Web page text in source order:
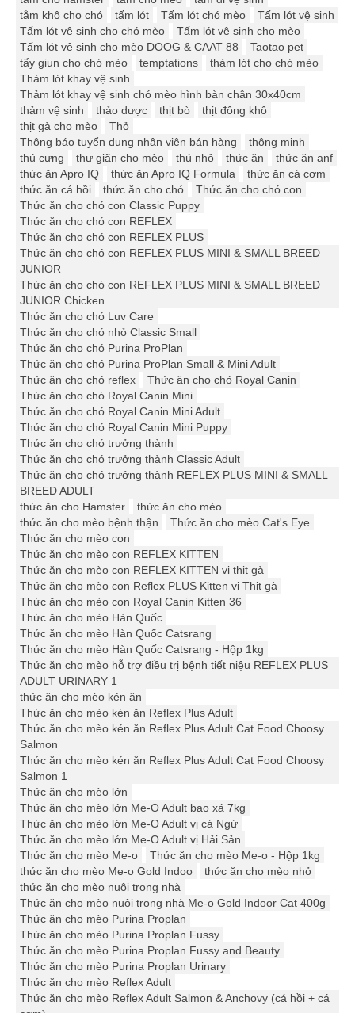
tắm khô cho chó
tấm lót Tấm lót chó mèo
Tấm lót vệ sinh
Tấm lót vệ sinh cho chó mèo
Tấm lót vệ sinh cho mèo
Tấm lót vệ sinh cho mèo DOOG & CAAT 88
Taotao pet
tẩy giun cho chó mèo
temptations
thảm lót cho chó mèo
Thảm lót khay vệ sinh
Thảm lót khay vệ sinh chó mèo hình bàn chân 30x40cm
thảm vệ sinh
thảo dược thịt bò
thịt đông khô
thịt gà cho mèo
Thỏ
Thông báo tuyển dụng nhân viên bán hàng
thông minh
thú cưng
thư giãn cho mèo thú nhỏ thức ăn
thức ăn anf
thức ăn Apro IQ
thức ăn Apro IQ Formula
thức ăn cá cơm
thức ăn cá hồi
thức ăn cho chó
Thức ăn cho chó con
Thức ăn cho chó con Classic Puppy
Thức ăn cho chó con REFLEX
Thức ăn cho chó con REFLEX PLUS
Thức ăn cho chó con REFLEX PLUS MINI & SMALL BREED
JUNIOR
Thức ăn cho chó con REFLEX PLUS MINI & SMALL BREED
JUNIOR Chicken
Thức ăn cho chó Luv Care
Thức ăn cho chó nhỏ Classic Small
Thức ăn cho chó Purina ProPlan
Thức ăn cho chó Purina ProPlan Small & Mini Adult
Thức ăn cho chó reflex
Thức ăn cho chó Royal Canin
Thức ăn cho chó Royal Canin Mini
Thức ăn cho chó Royal Canin Mini Adult
Thức ăn cho chó Royal Canin Mini Puppy
Thức ăn cho chó trưởng thành
Thức ăn cho chó trưởng thành Classic Adult
Thức ăn cho chó trưởng thành REFLEX PLUS MINI & SMALL
BREED ADULT
thức ăn cho Hamster
thức ăn cho mèo
thức ăn cho mèo bệnh thận
Thức ăn cho mèo Cat's Eye
Thức ăn cho mèo con
Thức ăn cho mèo con REFLEX KITTEN
Thức ăn cho mèo con REFLEX KITTEN vị thịt gà
Thức ăn cho mèo con Reflex PLUS Kitten vị Thịt gà
Thức ăn cho mèo con Royal Canin Kitten 36
Thức ăn cho mèo Hàn Quốc
Thức ăn cho mèo Hàn Quốc Catsrang
Thức ăn cho mèo Hàn Quốc Catsrang - Hộp 1kg
Thức ăn cho mèo hỗ trợ điều trị bệnh tiết niệu REFLEX PLUS
ADULT URINARY 1
thức ăn cho mèo kén ăn
Thức ăn cho mèo kén ăn Reflex Plus Adult
Thức ăn cho mèo kén ăn Reflex Plus Adult Cat Food Choosy
Salmon
Thức ăn cho mèo kén ăn Reflex Plus Adult Cat Food Choosy
Salmon 1
Thức ăn cho mèo lớn
Thức ăn cho mèo lớn Me-O Adult bao xá 7kg
Thức ăn cho mèo lớn Me-O Adult vị cá Ngừ
Thức ăn cho mèo lớn Me-O Adult vị Hải Sản
Thức ăn cho mèo Me-o
Thức ăn cho mèo Me-o - Hộp 1kg
thức ăn cho mèo Me-o Gold Indoo
thức ăn cho mèo nhỏ
thức ăn cho mèo nuôi trong nhà
Thức ăn cho mèo nuôi trong nhà Me-o Gold Indoor Cat 400g
Thức ăn cho mèo Purina Proplan
Thức ăn cho mèo Purina Proplan Fussy
Thức ăn cho mèo Purina Proplan Fussy and Beauty
Thức ăn cho mèo Purina Proplan Urinary
Thức ăn cho mèo Reflex Adult
Thức ăn cho mèo Reflex Adult Salmon & Anchovy (cá hồi + cá